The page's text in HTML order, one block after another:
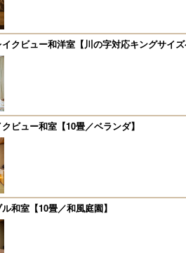
クビュー和洋室【川の字対応キングサイ
ビュー和室【10畳／ベランダ】
和室【10畳／和風庭園】